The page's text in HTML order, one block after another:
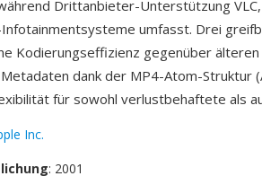
Drittanbieter-Unterstützung
umfasst. Drei
Kodierungseffizienz gegenüber
dank der MP4-Atom-Struktur
für sowohl verlustbehaftete als
Inc.
: 2001